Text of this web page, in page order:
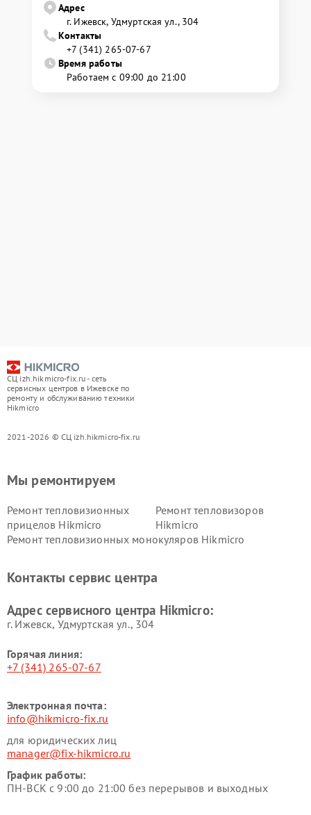
Адрес
г. Ижевск, Удмуртская ул., 304
Контакты
+7 (341) 265-07-67
Время работы
Работаем с 09:00 до 21:00
СЦ izh.hikmicro-fix.ru - сеть
сервисных центров в Ижевске по
ремонту и обслуживанию техники
Hikmicro
2021-2026 © СЦ izh.hikmicro-fix.ru
Мы ремонтируем
Ремонт тепловизионных
прицелов Hikmicro
Ремонт тепловизоров
Hikmicro
Ремонт тепловизионных монокуляров Hikmicro
Контакты сервис центра
Адрес сервисного центра Hikmicro:
г. Ижевск, Удмуртская ул., 304
Горячая линия:
+7 (341) 265-07-67
Электронная почта:
info@hikmicro-fix.ru
для юридических лиц
manager@fix-hikmicro.ru
График работы:
ПН-ВСК с 9:00 до 21:00 без перерывов и выходных